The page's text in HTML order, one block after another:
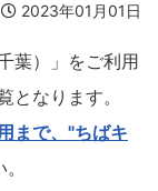
2023年01月01日
葉）」をご利用
となります。
まで、"ちばキ